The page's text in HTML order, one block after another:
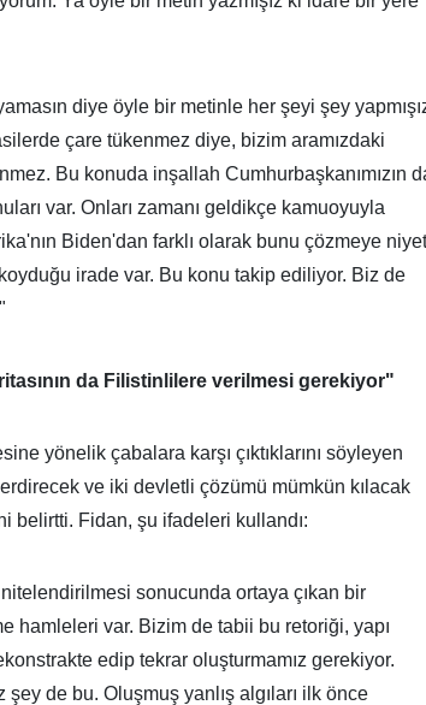
diye öyle bir metinle her şeyi şey
çare tükenmez diye, bizim aramızdaki
Bu konuda inşallah Cumhurbaşkanımızın
var. Onları zamanı geldikçe kamuoyuyla
Biden'dan farklı olarak bunu çözmeye
irade var. Bu konu takip ediliyor. Biz de
da Filistinlilere verilmesi gerekiyor"
yönelik çabalara karşı çıktıklarını söyleyen
ve iki devletli çözümü mümkün kılacak
belirtti. Fidan, şu ifadeleri kullandı:
sonucunda ortaya çıkan bir
hamleleri var. Bizim de tabii bu retoriği, yapı
edip tekrar oluşturmamız gerekiyor.
şey de bu. Oluşmuş yanlış algıları ilk önce